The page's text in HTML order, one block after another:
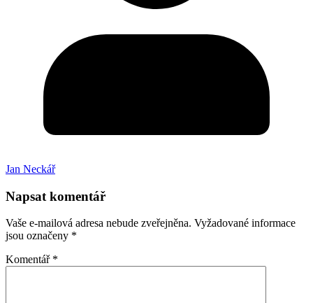
Jan Neckář
Napsat komentář
Vaše e-mailová adresa nebude zveřejněna. Vyžadované informace
jsou označeny *
Komentář *